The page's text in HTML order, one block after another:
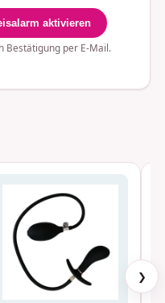
aktivieren
Bestätigung per E-Mail.
❯